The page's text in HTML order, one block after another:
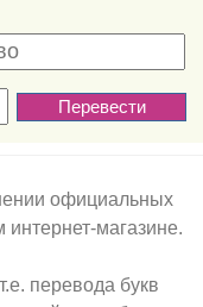
официальных
магазине.
перевода букв